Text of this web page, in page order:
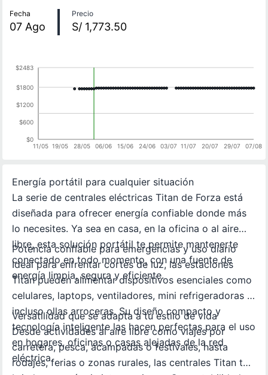
Fecha
07 Ago
Precio
S/ 1,773.50
11/05 19/05 28/05 06/06 15/06 24/06 03/07 11/07 20/07 29/07 07/08
$0
$600
$1200
$1800
$2483
Energía portátil para cualquier situación
La serie de centrales eléctricas Titan de Forza está
diseñada para ofrecer energía confiable donde más
lo necesites. Ya sea en casa, en la oficina o al aire
libre, esta solución portátil te permite mantenerte
conectado en todo momento, con una fuente de
energía limpia, segura y eficiente.
Potencia confiable para emergencias y uso diario
Ideal para enfrentar cortes de luz, las estaciones
Titan pueden alimentar dispositivos esenciales como
celulares, laptops, ventiladores, mini refrigeradoras o
incluso ollas arroceras. Su diseño compacto y
tecnología inteligente las hacen perfectas para el uso
en hogares, oficinas o casas alejadas de la red
eléctrica.
Versatilidad que se adapta a tu estilo de vida
Desde actividades al aire libre como viajes por
carretera, pesca, acampadas o festivales, hasta
rodajes, ferias o zonas rurales, las centrales Titan te